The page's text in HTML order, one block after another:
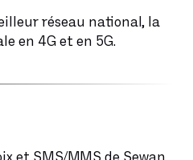
réseau national, la
en 4G et en 5G.
et SMS/MMS de Sewan